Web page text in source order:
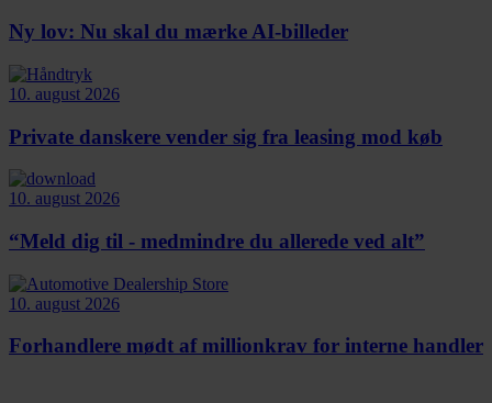
Ny lov: Nu skal du mærke AI-billeder
10. august 2026
Private danskere vender sig fra leasing mod køb
10. august 2026
“Meld dig til - medmindre du allerede ved alt”
10. august 2026
Forhandlere mødt af millionkrav for interne handler